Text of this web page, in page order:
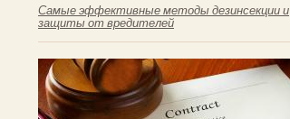
Самые эффективные методы дезинсекции и
защиты от вредителей